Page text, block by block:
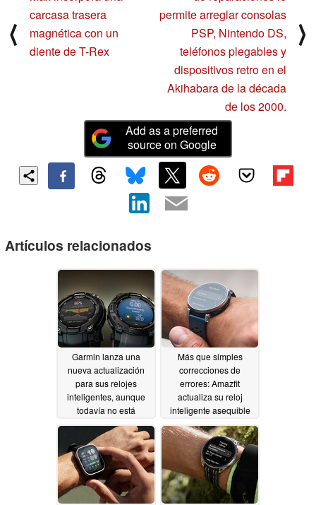
⟨
carcasa trasera
magnética con un
diente de T-Rex
permite arreglar consolas
PSP, Nintendo DS,
teléfonos plegables y
dispositivos retro en el
Akihabara de la década
de los 2000.
⟩
Add as a preferred
source on Google
Artículos relacionados
Garmin lanza una
nueva actualización
para sus relojes
inteligentes, aunque
todavía no está
disponible para todos
07/23/2026
Más que simples
correcciones de
errores: Amazfit
actualiza su reloj
inteligente asequible
con nuevas y potentes
funciones07/07/2026